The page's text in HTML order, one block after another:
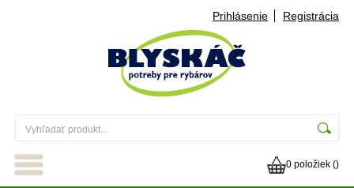
Prihlásenie Registrácia
0 položiek ()